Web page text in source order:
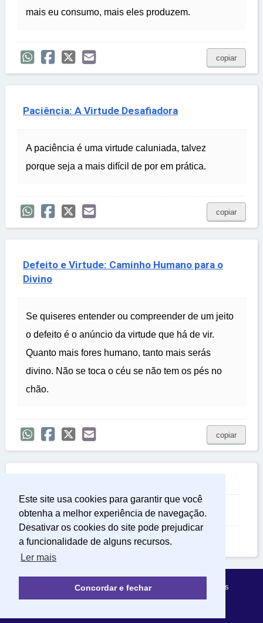
Este site usa cookies para garantir que você
obtenha a melhor experiência de navegação.
Desativar os cookies do site pode prejudicar
a funcionalidade de alguns recursos.
Ler mais
Concordar e fechar
mais eu consumo, mais eles produzem.
copiar
Paciência: A Virtude Desafiadora
A paciência é uma virtude caluniada, talvez
porque seja a mais difícil de por em prática.
copiar
Defeito e Virtude: Caminho Humano para o
Divino
Se quiseres entender ou compreender de um jeito
o defeito é o anúncio da virtude que há de vir.
Quanto mais fores humano, tanto mais serás
divino. Não se toca o céu se não tem os pés no
chão.
copiar
Frases Interessantes
Frases Perfeitas
Política de Privacidade Sobre Mensagens Mágicas